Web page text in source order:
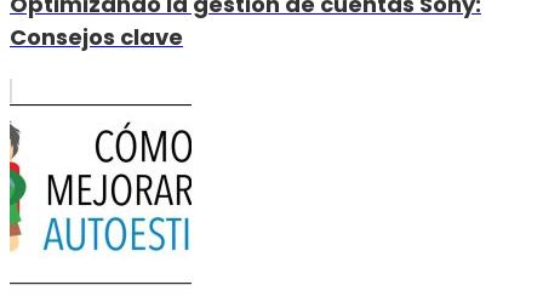
Consejos clave